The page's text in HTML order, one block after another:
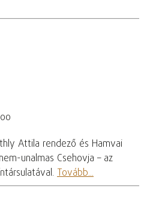
Attila rendező és Hamvai
unalmas Csehovja – az
Tovább...